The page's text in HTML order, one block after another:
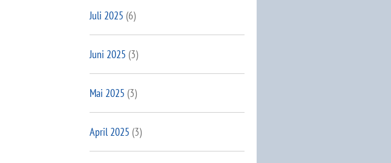
Juli 2025 (6)
Juni 2025 (3)
Mai 2025 (3)
April 2025 (3)